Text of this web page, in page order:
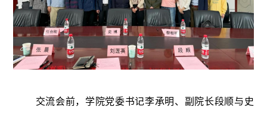
交流会前， 学院党委书记李承明、副院长段顺与 史